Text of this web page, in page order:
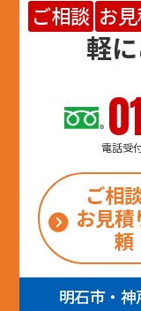
ご相談 お
軽
電話受
ご相
お見積
頼
明石市・